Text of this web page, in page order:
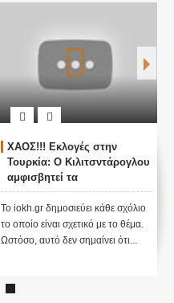
ΧΑΟΣ!!! Εκλογές στην
Τουρκία: Ο Κιλιτσντάρογλου
αμφισβητεί τα
αποτελέσματα θα γίνουν
ενστάσεις...
Το iokh.gr δημοσιεύει κάθε σχόλιο
το οποίο είναι σχετικό με το θέμα.
Ωστόσο, αυτό δεν σημαίνει ότι...